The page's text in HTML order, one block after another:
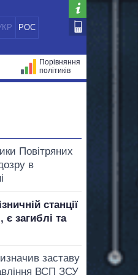
РОС
Порівняння
політиків
Повітряних
в
станції
є загиблі та
заставу
ВСП ЗСУ